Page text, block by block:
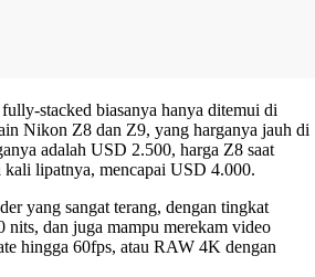
stacked biasanya hanya ditemui di
Nikon Z8 dan Z9, yang harganya jauh di
adalah USD 2.500, harga Z8 saat
lipatnya, mencapai USD 4.000.
yang sangat terang, dengan tingkat
nits, dan juga mampu merekam video
hingga 60fps, atau RAW 4K dengan